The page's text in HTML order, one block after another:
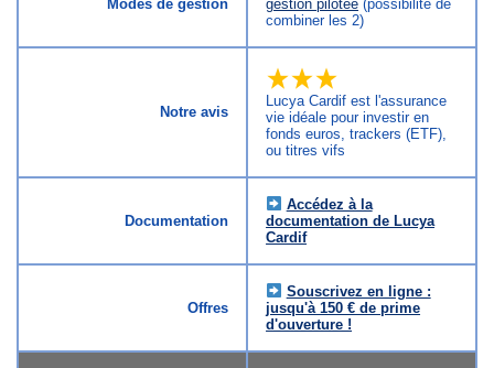
Modes de gestion gestion pilotée (possibilité de
combiner les 2)
Notre avis
Lucya Cardif est l'assurance
vie idéale pour investir en
fonds euros, trackers (ETF),
ou titres vifs
Documentation
Accédez à la
documentation de Lucya
Cardif
Offres
Souscrivez en ligne :
jusqu'à 150 € de prime
d'ouverture !